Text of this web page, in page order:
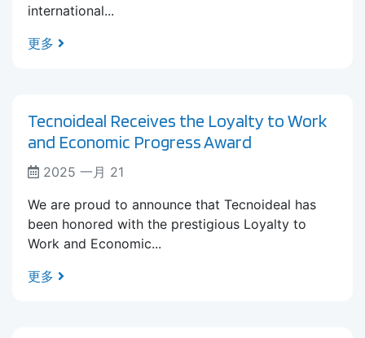
international...
更多
Tecnoideal Receives the Loyalty to Work
and Economic Progress Award
2025 一月 21
We are proud to announce that Tecnoideal has
been honored with the prestigious Loyalty to
Work and Economic...
更多